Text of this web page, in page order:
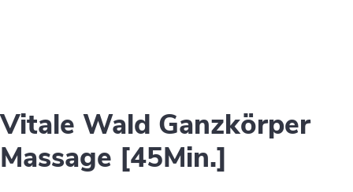
Vitale Wald Ganzkörper
Massage [45Min.]